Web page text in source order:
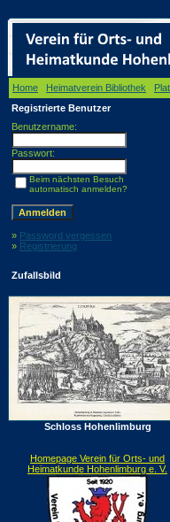
Home Heimatverein Bibliothek
Registrierte Benutzer
Benutzername:
Passwort:
Beim nächsten Besuch
automatisch anmelden?
» Password vergessen
» Registrierung
Zufallsbild
Schloss Hohenlimburg
Homepage Verein für Orts- und
Heimatkunde Hohenlimburg e. V.